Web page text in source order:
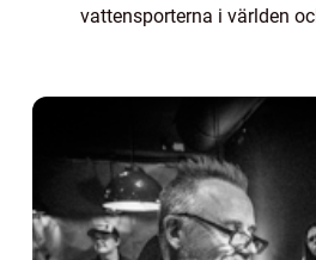
vattensporterna i världen